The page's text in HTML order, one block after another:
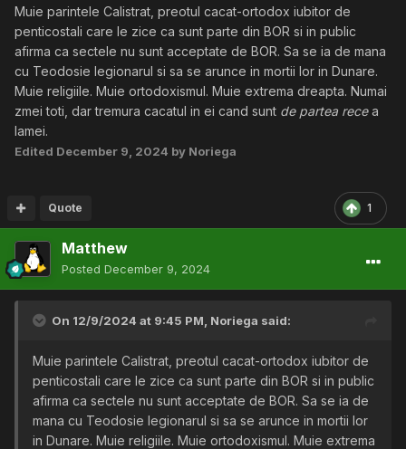
Muie parintele Calistrat, preotul cacat-ortodox iubitor de
penticostali care le zice ca sunt parte din BOR si in public
afirma ca sectele nu sunt acceptate de BOR. Sa se ia de mana
cu Teodosie legionarul si sa se arunce in mortii lor in Dunare.
Muie religiile. Muie ortodoxismul. Muie extrema dreapta. Numai
zmei toti, dar tremura cacatul in ei cand sunt de partea recea
lamei.
Edited December 9, 2024 by Noriega
1
Quote
Matthew
Posted December 9, 2024
On 12/9/2024 at 9:45 PM, Noriega said:
Muie parintele Calistrat, preotul cacat-ortodox iubitor de
penticostali care le zice ca sunt parte din BOR si in public
afirma ca sectele nu sunt acceptate de BOR. Sa se ia de
mana cu Teodosie legionarul si sa se arunce in mortii lor
in Dunare. Muie religiile. Muie ortodoxismul. Muie extrema